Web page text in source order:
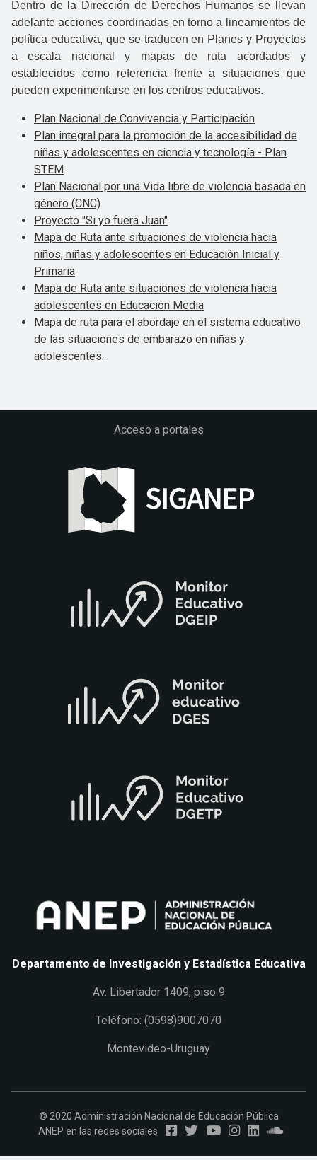
Dentro de la Dirección de Derechos Humanos se llevan
adelante acciones coordinadas en torno a lineamientos de
política educativa, que se traducen en Planes y Proyectos
a escala nacional y mapas de ruta acordados y
establecidos como referencia frente a situaciones que
pueden experimentarse en los centros educativos.
Plan Nacional de Convivencia y Participación
Plan integral para la promoción de la accesibilidad de
niñas y adolescentes en ciencia y tecnología - Plan
STEM
Plan Nacional por una Vida libre de violencia basada en
género (CNC)
Proyecto "Si yo fuera Juan"
Mapa de Ruta ante situaciones de violencia hacia
niños, niñas y adolescentes en Educación Inicial y
Primaria
Mapa de Ruta ante situaciones de violencia hacia
adolescentes en Educación Media
Mapa de ruta para el abordaje en el sistema educativo
de las situaciones de embarazo en niñas y
adolescentes.
Acceso a portales
Departamento de Investigación y Estadística Educativa
Av. Libertador 1409, piso 9
Teléfono: (0598)9007070
Montevideo-Uruguay
© 2020 Administración Nacional de Educación Pública
ANEP en las redes sociales